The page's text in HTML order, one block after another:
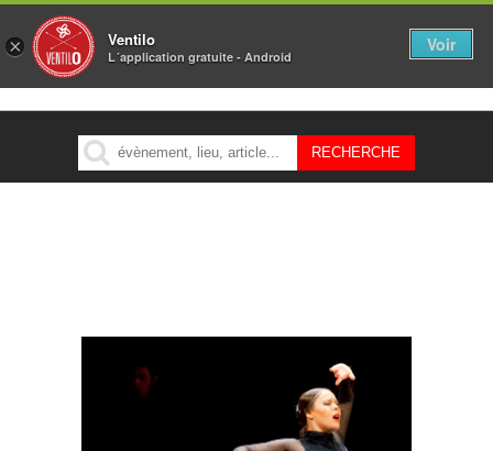
MENU
× Ventilo
L´application gratuite - Android
Voir